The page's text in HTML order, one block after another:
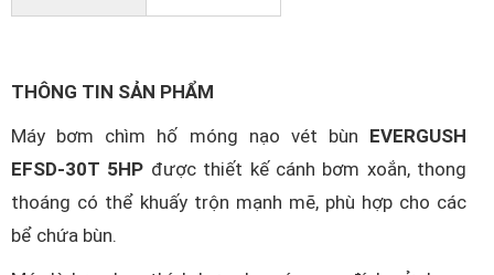
THÔNG TIN SẢN PHẨM
Máy bơm chìm hố móng nạo vét bùn EVERGUSH
EFSD-30T 5HP được thiết kế cánh bơm xoắn, thong
thoáng có thể khuấy trộn mạnh mẽ, phù hợp cho các
bể chứa bùn.